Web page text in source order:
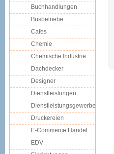
Buchhandlungen
Busbetriebe
Cafes
Chemie
Chemische Industrie
Dachdecker
Designer
Dienstleistungen
Dienstleistungsgewerbe
Druckereien
E-Commerce Handel
EDV